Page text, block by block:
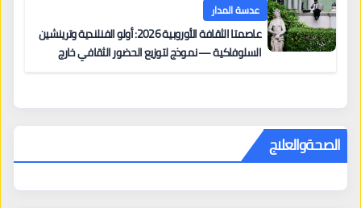
عدسة المدار
عاصمتا الثقافة الأوروبية 2026: أولو الفنلندية وترينشين
السلوفاكية — نموذج لتوزيع الحضور الثقافي خارج
الصحةوالعلاج